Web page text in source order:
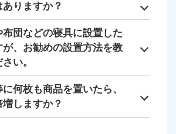
りますか？
布団などの寝具に設置した
が、お勧めの設置方法を教
い。
何枚も商品を置いたら、
しますか？